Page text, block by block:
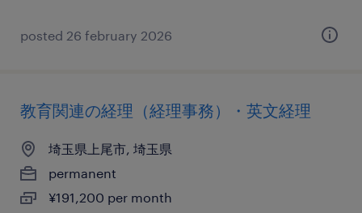
posted 26 february 2026
教育関連の経理（経理事務）・英文経理
埼玉県上尾市, 埼玉県
permanent
¥191,200 per month